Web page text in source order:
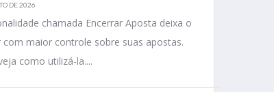
DE 2026
chamada Encerrar Aposta deixa o
com maior controle sobre suas apostas.
como utilizá-la....